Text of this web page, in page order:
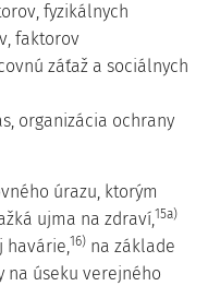
fyzikálnych
faktorov
záťaž a sociálnych
organizácia ochrany
úrazu, ktorým
ujma na zdraví,15a)
havárie,16) na základe
na úseku verejného